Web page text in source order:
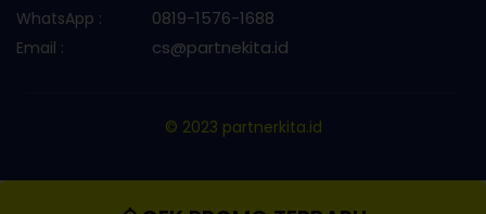
WhatsApp : 0819-1576-1688
Email : cs@partnekita.id
© 2023 partnerkita.id